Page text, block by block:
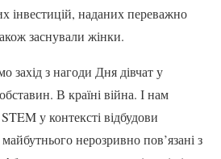
інвестицій, наданих переважно
заснували жінки.
захід з нагоди Дня дівчат у
В країні війна. І нам
у контексті відбудови
нерозривно пов’язані з